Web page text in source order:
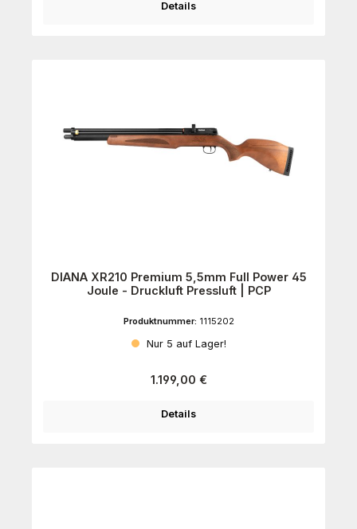
Details
DIANA XR210 Premium 5,5mm Full Power 45
Joule - Druckluft Pressluft | PCP
Produktnummer: 1115202
Nur 5 auf Lager!
Regulärer Preis:
1.199,00 €
Details